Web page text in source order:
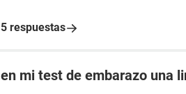
5 respuestas
en mi test de embarazo una